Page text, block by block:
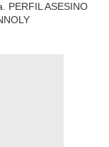
PERFIL ASESINO